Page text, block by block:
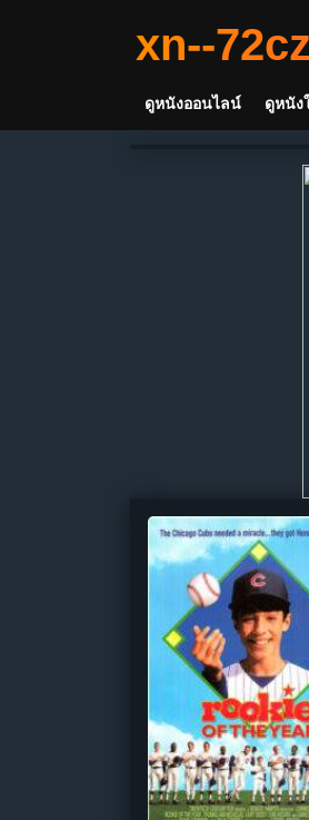
xn--
ดูหนังออนไลน์ ดูหนัง